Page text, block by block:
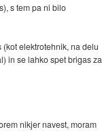
s tem pa ni bilo
elektrotehnik, na delu
in se lahko spet brigas za
nikjer navest, moram